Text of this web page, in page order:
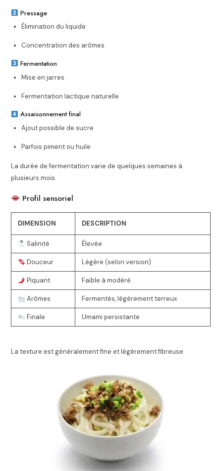
Pressage
Élimination du liquide
Concentration des arômes
Fermentation
Mise en jarres
Fermentation lactique naturelle
Assaisonnement final
Ajout possible de sucre
Parfois piment ou huile
La durée de fermentation varie de quelques semaines à
plusieurs mois.
Profil sensoriel
DIMENSION DESCRIPTION
Salinité Élevée
Douceur Légère (selon version)
Piquant Faible à modéré
Arômes Fermentés, légèrement terreux
Finale Umami persistante
La texture est généralement fine et légèrement fibreuse.